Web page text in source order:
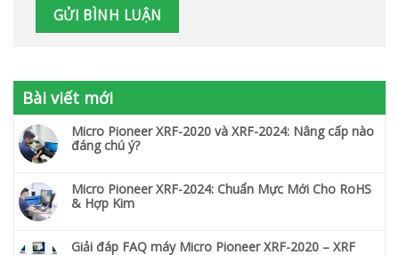
Bài viết mới
Micro Pioneer XRF-2020 và XRF-2024: Nâng cấp nào
đáng chú ý?
Micro Pioneer XRF-2024: Chuẩn Mực Mới Cho RoHS
& Hợp Kim
Giải đáp FAQ máy Micro Pioneer XRF-2020 – XRF